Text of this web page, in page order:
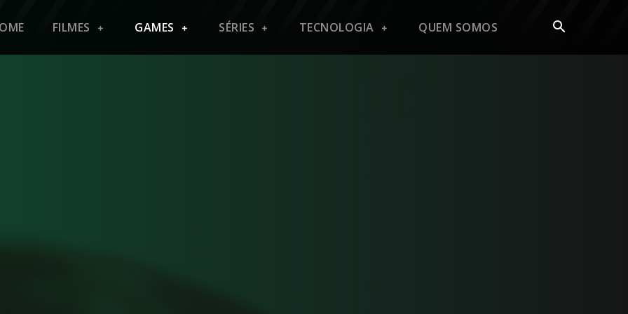
FILMES GAMES SÉRIES TECNOLOGIA QUEM SOMOS